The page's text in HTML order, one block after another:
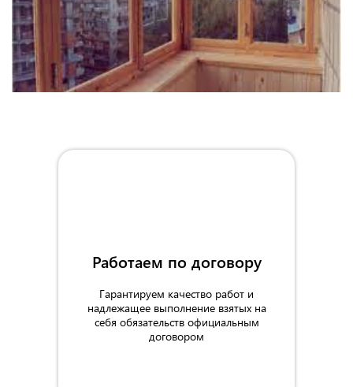
Работаем по договору
Гарантируем качество работ и
надлежащее выполнение взятых на
себя обязательств официальным
договором